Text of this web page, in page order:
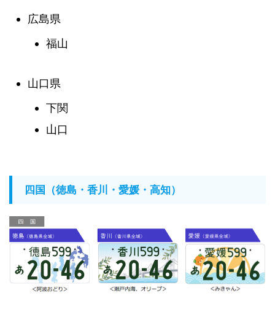
広島県
福山
山口県
下関
山口
四国（徳島・香川・愛媛・高知）